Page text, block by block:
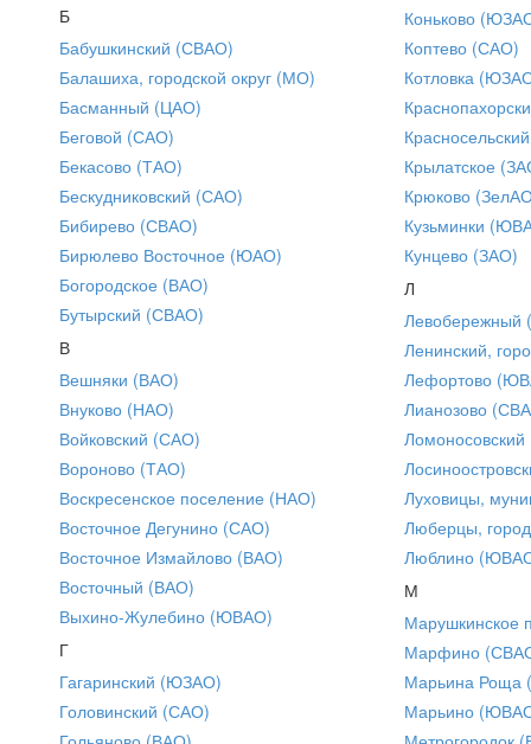
Б
Бабушкинский (СВАО)
Балашиха, городской округ (МО)
Басманный (ЦАО)
Беговой (САО)
Бекасово (ТАО)
Бескудниковский (САО)
Бибирево (СВАО)
Бирюлево Восточное (ЮАО)
Богородское (ВАО)
Бутырский (СВАО)
В
Вешняки (ВАО)
Внуково (НАО)
Войковский (САО)
Вороново (ТАО)
Воскресенское поселение (НАО)
Восточное Дегунино (САО)
Восточное Измайлово (ВАО)
Восточный (ВАО)
Выхино-Жулебино (ЮВАО)
Г
Гагаринский (ЮЗАО)
Головинский (САО)
Коньково
Коптево (САО)
Котловка
Крылатское
Крюково
Кузьминки
Кунцево (ЗАО)
Л
Ленинский,
Лефортово
Лианозово
Луховицы,
Люберцы,
Люблино
М
Марушкинское
Марфино
Марьина Роща
Марьино